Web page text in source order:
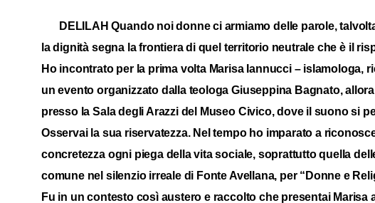
DELILAH Quando noi donne ci armiamo delle parole,
la dignità segna la frontiera di quel territorio neutrale che è il
Ho incontrato per la prima volta Marisa Iannucci –
un evento organizzato dalla teologa Giuseppina Bagnato,
presso la Sala degli Arazzi del Museo Civico, dove il suono si
Osservai la sua riservatezza. Nel tempo ho imparato a
concretezza ogni piega della vita sociale, soprattutto quella
comune nel silenzio irreale di Fonte Avellana, per “Donne e
Fu in un contesto così austero e raccolto che presentai